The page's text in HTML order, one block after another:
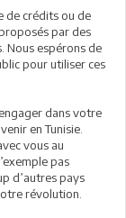
de crédits ou de
par des
Nous espérons de
pour utiliser ces
dans votre
en Tunisie.
vous au
pas
d’autres pays
révolution.